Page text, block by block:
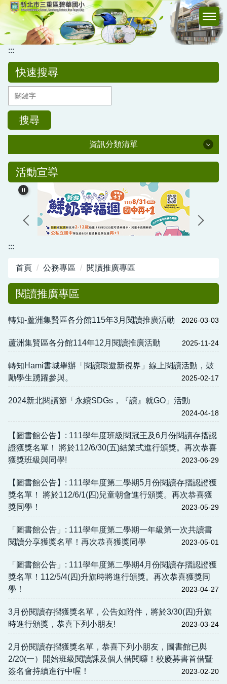
跳
到
主
要
區
:::
快速搜尋
搜尋
資訊分類清單
公務專區
校務行政
公告訊息
資訊中心
活動宣導
:::
首頁 公務專區 閱讀推廣專區
閱讀推廣專區
轉知-蘆洲集賢區各分館115年3月閱讀推廣活動 2026-03-03
蘆洲集賢區各分館114年12月閱讀推廣活動 2025-11-24
轉知Hami書城舉辦「閱讀環遊新視界」線上閱讀活動，鼓
勵學生踴躍參與。
2025-02-17
2024新北閱讀節「永續SDGs，『讀』就GO」活動
2024-04-18
【圖書館公告】: 111學年度班級閱冠王及6月份閱讀存摺認
證獲獎名單！ 將於112/6/30(五)結業式進行頒獎。再次恭喜
獲獎班級與同學!
2023-06-29
【圖書館公告】: 111學年度第二學期5月份閱讀存摺認證獲
獎名單！ 將於112/6/1(四)兒童朝會進行頒獎。再次恭喜獲
獎同學！
2023-05-29
「圖書館公告」: 111學年度第二學期一年級第一次共讀書
閱讀分享獲獎名單！再次恭喜獲獎同學
2023-05-01
「圖書館公告」: 111學年度第二學期4月份閱讀存摺認證獲
獎名單！112/5/4(四)升旗時將進行頒獎。再次恭喜獲獎同
學！
2023-04-27
3月份閱讀存摺獲獎名單，公告如附件，將於3/30(四)升旗
時進行頒獎，恭喜下列小朋友!
2023-03-24
2月份閱讀存摺獲獎名單，恭喜下列小朋友，圖書館已與
2/20(一）開始班級閱讀課及個人借閱囉！校慶募書首借暨
簽名會持續進行中喔！
2023-02-20